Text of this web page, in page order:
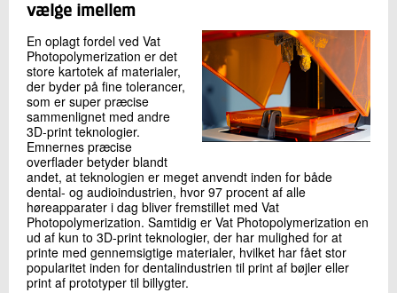
vælge imellem
En oplagt fordel ved Vat
Photopolymerization er det
store kartotek af materialer,
der byder på fine tolerancer,
som er super præcise
sammenlignet med andre
3D-print teknologier.
Emnernes præcise
overflader betyder blandt
andet, at teknologien er meget anvendt inden for både
dental- og audioindustrien, hvor 97 procent af alle
høreapparater i dag bliver fremstillet med Vat
Photopolymerization. Samtidig er Vat Photopolymerization en
ud af kun to 3D-print teknologier, der har mulighed for at
printe med gennemsigtige materialer, hvilket har fået stor
popularitet inden for dentalindustrien til print af bøjler eller
print af prototyper til billygter.